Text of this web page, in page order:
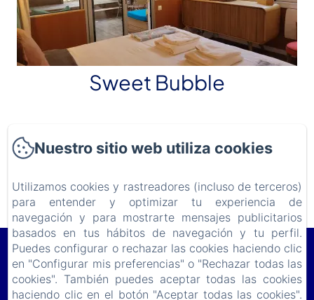
Sweet Bubble
Descubra
Le Lodge du Cap Ferret
11 Avenue de Bordeaux, Le Cap Ferret, 33970, Francia
lelodgeduferret@gmail.com
Nuestro sitio web utiliza cookies
Utilizamos cookies y rastreadores (incluso de terceros)
para entender y optimizar tu experiencia de
navegación y para mostrarte mensajes publicitarios
basados en tus hábitos de navegación y tu perfil.
Puedes configurar o rechazar las cookies haciendo clic
en "Configurar mis preferencias" o "Rechazar todas las
cookies". También puedes aceptar todas las cookies
haciendo clic en el botón "Aceptar todas las cookies".